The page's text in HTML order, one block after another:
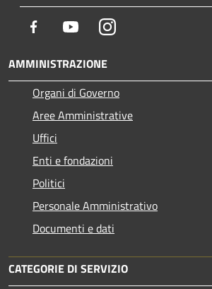
Facebook YoutubeInstagram
AMMINISTRAZIONE
Organi di Governo
Aree Amministrative
Uffici
Enti e fondazioni
Politici
Personale Amministrativo
Documenti e dati
CATEGORIE DI SERVIZIO